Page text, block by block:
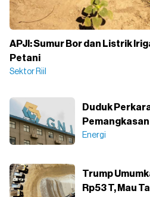
APJI: Sumur Bor dan Listrik
Petani
Sektor Riil
Duduk
Pemangkasan
Energi
Trump
Rp53 T, Mau